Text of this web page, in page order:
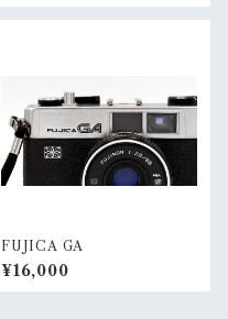
FUJICA GA
¥16,000